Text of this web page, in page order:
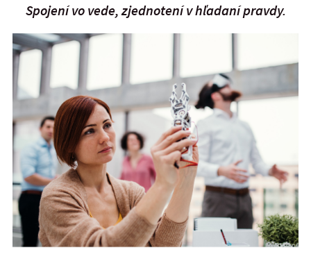
Spojení vo vede, zjednotení v hľadaní pravdy.